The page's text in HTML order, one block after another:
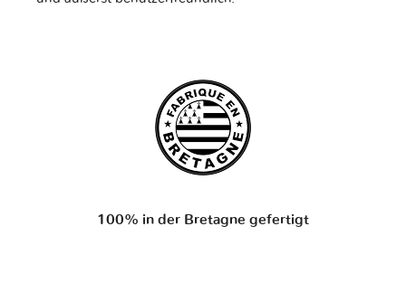
100% in der Bretagne gefertigt